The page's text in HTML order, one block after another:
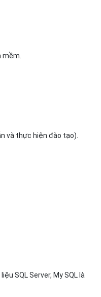
mềm.
và thực hiện đào tạo).
SQL Server, My SQL là